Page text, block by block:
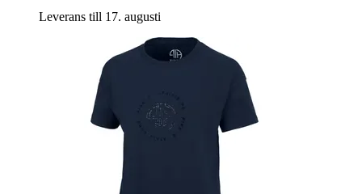
Leverans till 17. augusti